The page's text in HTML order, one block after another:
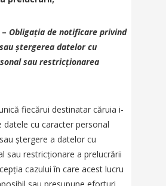
–Obligația de notificare privind
ștergerea datelor cu
sau restricționarea
fiecărui destinatar căruia i-
datele cu caracter personal
ștergere a datelor cu
sau restricționare a prelucrării
cazului în care acest lucru